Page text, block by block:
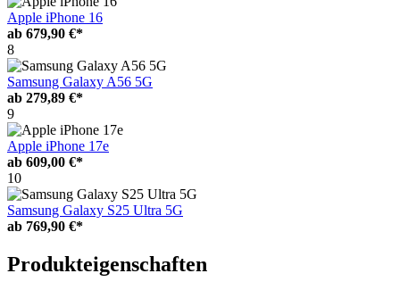
Apple iPhone 16
ab 679,90 €*
8
Samsung Galaxy A56 5G
ab 279,89 €*
9
Apple iPhone 17e
ab 609,00 €*
10
Samsung Galaxy S25 Ultra 5G
ab 769,90 €*
Produkteigenschaften